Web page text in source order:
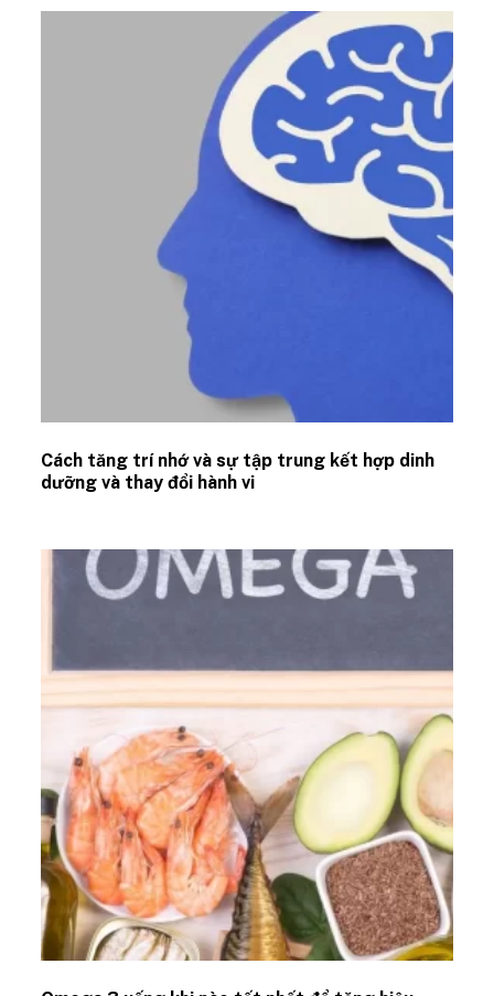
Cách tăng trí nhớ và sự tập trung kết hợp dinh
dưỡng và thay đổi hành vi